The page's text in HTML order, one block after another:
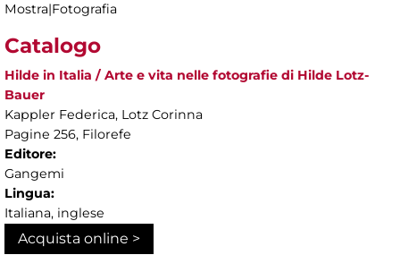
Mostra|Fotografia
Catalogo
Hilde in Italia / Arte e vita nelle fotografie di Hilde Lotz-
Bauer
Kappler Federica, Lotz Corinna
Pagine 256, Filorefe
Editore:
Gangemi
Lingua:
Italiana, inglese
Acquista online >